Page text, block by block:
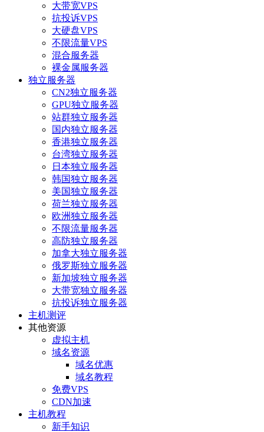
大带宽VPS
抗投诉VPS
大硬盘VPS
不限流量VPS
混合服务器
裸金属服务器
独立服务器
CN2独立服务器
GPU独立服务器
站群独立服务器
国内独立服务器
香港独立服务器
台湾独立服务器
日本独立服务器
韩国独立服务器
美国独立服务器
荷兰独立服务器
欧洲独立服务器
不限流量服务器
高防独立服务器
加拿大独立服务器
俄罗斯独立服务器
新加坡独立服务器
大带宽独立服务器
抗投诉独立服务器
主机测评
其他资源
虚拟主机
域名资源
域名优惠
域名教程
免费VPS
CDN加速
主机教程
新手知识